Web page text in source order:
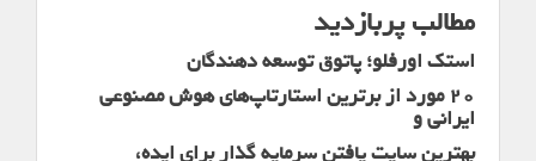
مطالب پربازدید
استک اورفلو؛ پاتوق توسعه دهندگان
20 مورد از برترین استارتاپ‌های هوش مصنوعی
ایرانی و
بهترین سایت یافتن سرمایه گذار برای ایده،